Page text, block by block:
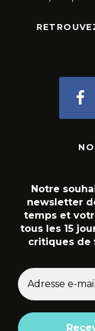
Notre
newsletter
temps et
tous les 15
critiques de